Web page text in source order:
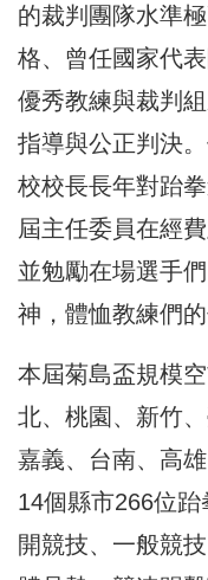
的裁判團隊水準
格、曾任國家代
優秀教練與裁判
指導與公正判決
校校長長年對跆
屆主任委員在經
並勉勵在場選手
神，體恤教練們的
本屆菊島盃規模
北、桃園、新竹
嘉義、台南、高
14個縣市266位
開競技、一般競